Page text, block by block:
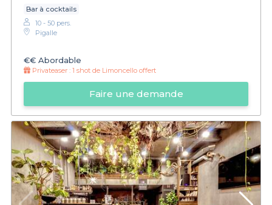
Bar à cocktails
10 - 50 pers.
Pigalle
€€ Abordable
Privateaser : 1 shot de Limoncello offert
Faire une demande